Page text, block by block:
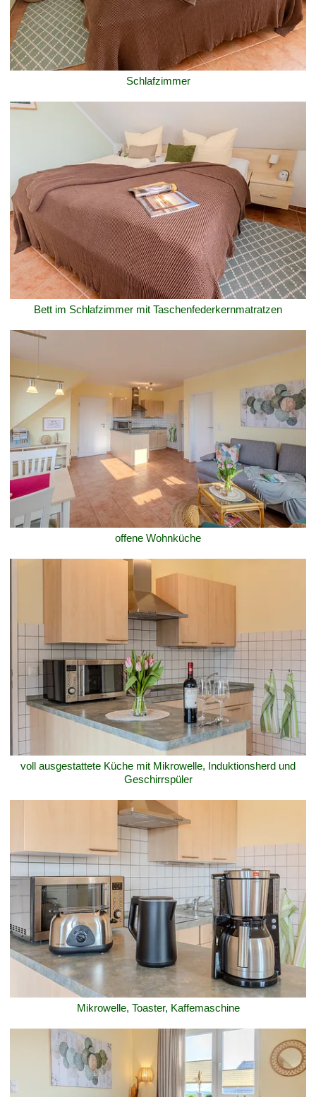
Schlafzimmer
Bett im Schlafzimmer mit Taschenfederkernmatratzen
offene Wohnküche
voll ausgestattete Küche mit Mikrowelle, Induktionsherd und
Geschirrspüler
Mikrowelle, Toaster, Kaffemaschine